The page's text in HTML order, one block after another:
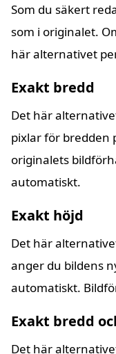
Som du säkert
som i originalet.
här alternativet
Exakt bredd
Det här
pixlar för bredden
originalets
automatiskt.
Exakt höjd
Det här
anger du bildens
automatiskt.
Exakt bredd
Det här